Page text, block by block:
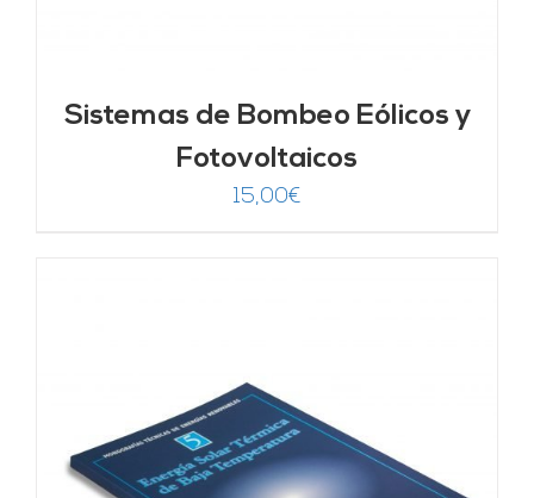
Sistemas de Bombeo Eólicos y
Fotovoltaicos
15,00€